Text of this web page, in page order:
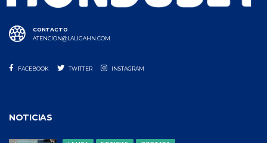
CONTACTO
ATENCION@LALIGAHN.COM
FACEBOOK TWITTER INSTAGRAM
NOTICIAS